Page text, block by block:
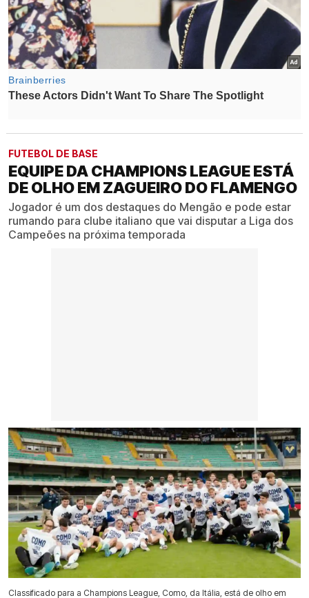
FUTEBOL DE BASE
EQUIPE DA CHAMPIONS LEAGUE ESTÁ
DE OLHO EM ZAGUEIRO DO FLAMENGO
Jogador é um dos destaques do Mengão e pode estar
rumando para clube italiano que vai disputar a Liga dos
Campeões na próxima temporada
Classificado para a Champions League, Como, da Itália, está de olho em